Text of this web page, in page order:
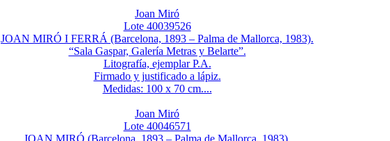
Joan Miró
Lote 40039526
JOAN MIRÓ I FERRÁ (Barcelona, 1893 – Palma de Mallorca, 1983).
“Sala Gaspar, Galería Metras y Belarte”.
Litografía, ejemplar P.A.
Firmado y justificado a lápiz.
Medidas: 100 x 70 cm....
Joan Miró
Lote 40046571
JOAN MIRÓ (Barcelona, 1893 – Palma de Mallorca, 1983).